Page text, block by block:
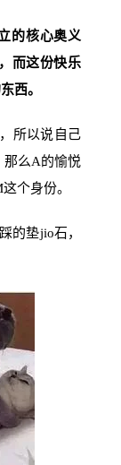
的核心奥义
而这份快乐
西。
所以说自己
那么A的愉悦
个身份。
的垫jio石，